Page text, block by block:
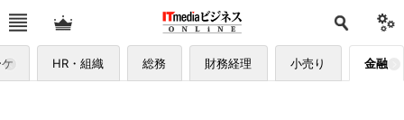
HR・組織 総務 財務経理 小売り 金融